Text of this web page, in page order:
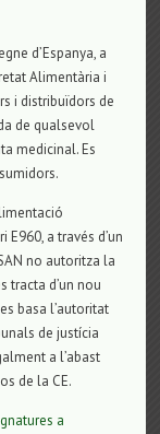
d’Espanya, a
Alimentària i
i distribuïdors de
de qualsevol
medicinal. Es
a través d’un
no autoritza la
tracta d’un nou
basa l’autoritat
de justícia
a l’abast
de la CE.
a